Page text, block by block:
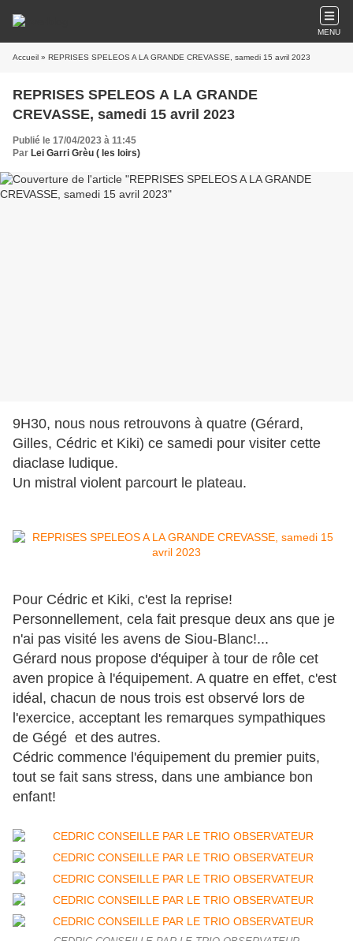
MENU
Accueil » REPRISES SPELEOS A LA GRANDE CREVASSE, samedi 15 avril 2023
REPRISES SPELEOS A LA GRANDE
CREVASSE, samedi 15 avril 2023
Publié le 17/04/2023 à 11:45
Par Lei Garri Grèu ( les loirs)
9H30, nous nous retrouvons à quatre (Gérard,
Gilles, Cédric et Kiki) ce samedi pour visiter cette
diaclase ludique.
Un mistral violent parcourt le plateau.
Pour Cédric et Kiki, c'est la reprise!
Personnellement, cela fait presque deux ans que je
n'ai pas visité les avens de Siou-Blanc!...
Gérard nous propose d'équiper à tour de rôle cet
aven propice à l'équipement. A quatre en effet, c'est
idéal, chacun de nous trois est observé lors de
l'exercice, acceptant les remarques sympathiques
de Gégé et des autres.
Cédric commence l'équipement du premier puits,
tout se fait sans stress, dans une ambiance bon
enfant!